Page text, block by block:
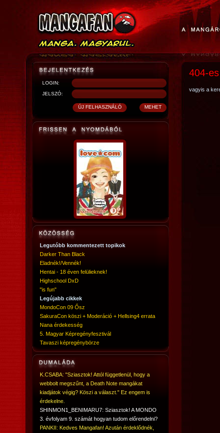
LOGIN:
JELSZÓ:
Legutóbb kommentezett topikok
Darker Than Black
Eladnék!/Vennék!
Hentai - 18 éven felülieknek!
Highschool DxD
"is fun"
Legújabb cikkek
MondoCon 09 Ősz
SakuraCon köszi + Moderáció + Hellsing4 errata
Nana érdekesség
5. Magyar Képregényfesztivál
Tavaszi képregénybörze
K.CSABA: "Sziasztok! Attól függetlenül, hogy a
webbolt megszűnt, a Death Note mangákat
kiadjátok végig? Köszi a választ." Ez engem is
érdekelne.
SHINMON1_BENIMARU7: Sziasztok! A MONDO
3. évfolyam 9. számát hogyan tudom előrendelni?
PANKII: Kedves Mangafan! Azután érdeklődnék,
404-
vagyis a